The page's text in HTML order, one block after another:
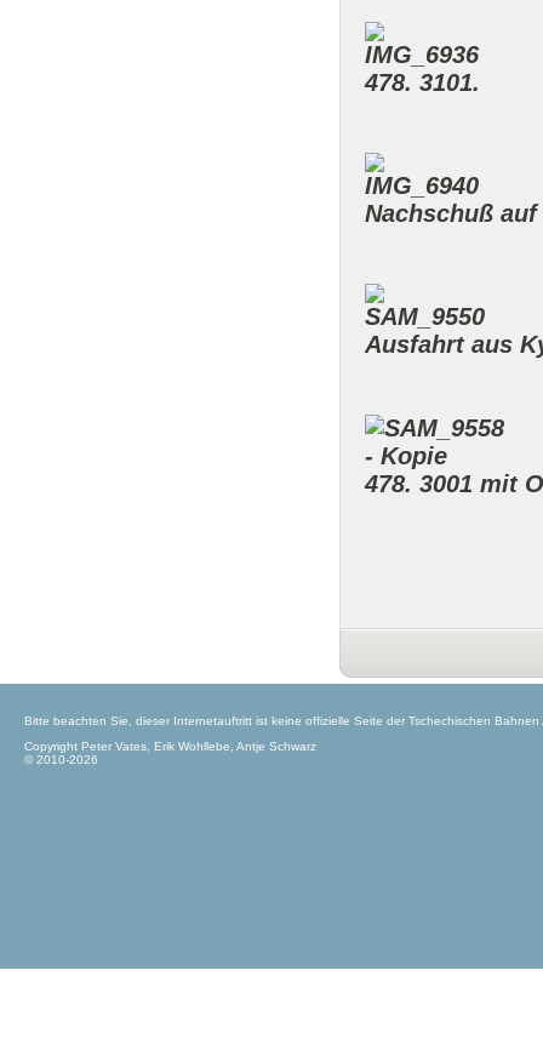
478. 3101.
Nachschuß auf
Ausfahrt aus
478. 3001 mit
Bitte beachten Sie, dieser Internetauftritt ist keine offizielle Seite der Tschechischen
Copyright Peter Vates, Erik Wohllebe, Antje Schwarz
© 2010-2026